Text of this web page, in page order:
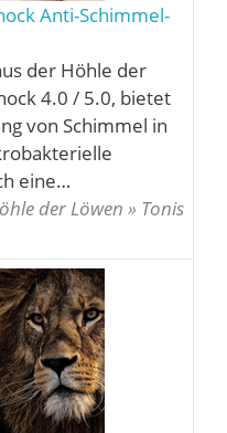
Anti-Schimmel-
der Höhle der
4.0 / 5.0, bietet
von Schimmel in
eine…
der Löwen » Tonis